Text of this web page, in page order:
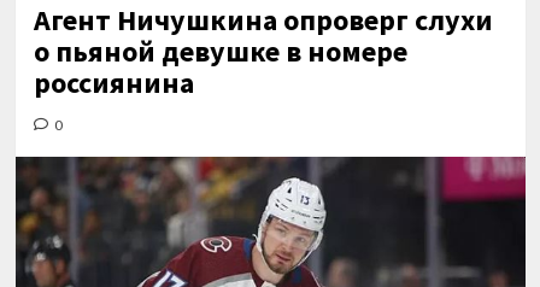
Агент Ничушкина опроверг слухи
о пьяной девушке в номере
россиянина
0